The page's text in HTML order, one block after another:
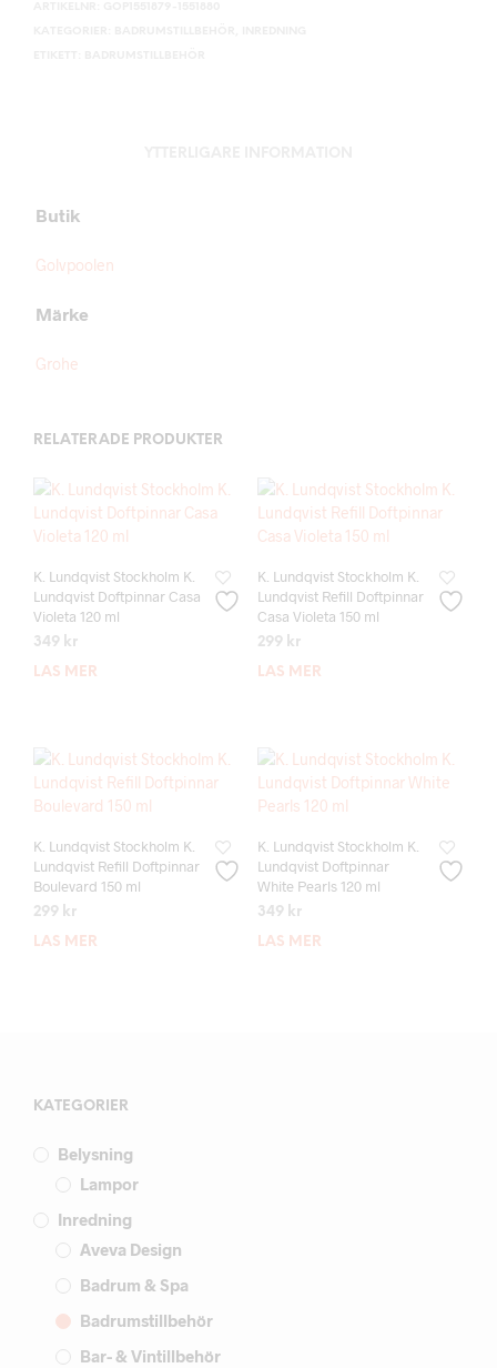
Butik
Golvpoolen
Märke
Grohe
RELATERADE PRODUKTER
K. Lundqvist Stockholm K.
Lundqvist Doftpinnar Casa
Violeta 120 ml
349 kr
LÄS MER
K. Lundqvist Stockholm K.
Lundqvist Refill Doftpinnar
Casa Violeta 150 ml
299 kr
LÄS MER
K. Lundqvist Stockholm K.
Lundqvist Refill Doftpinnar
Boulevard 150 ml
299 kr
LÄS MER
K. Lundqvist Stockholm K.
Lundqvist Doftpinnar
White Pearls 120 ml
349 kr
LÄS MER
KATEGORIER
Belysning
Lampor
Inredning
Aveva Design
Badrum & Spa
Badrumstillbehör
Bar- & Vintillbehör